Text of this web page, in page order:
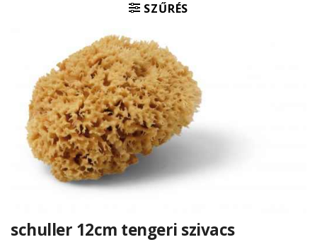
SZŰRÉS
schuller 12cm tengeri szivacs